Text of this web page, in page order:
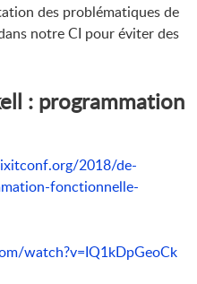
des problématiques de
notre CI pour éviter des
: programmation
2018/de-
fonctionnelle-
watch?v=IQ1kDpGeoCk